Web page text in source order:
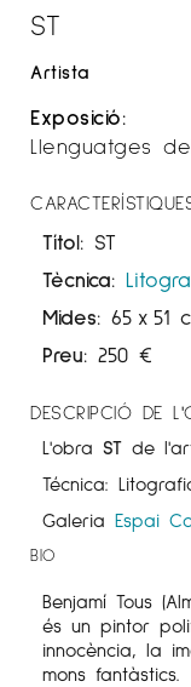
ST
Artista
Exposició:
Llenguatges
Títol: ST
Tècnica:
Mides: 65 x 51
Preu: 250 €
DESCRIPCIÓ DE
L'obra ST de
Técnica:
Galeria Espai
BIO
Benjamí Tous
és un pintor
innocència, la
mons fantàstics.